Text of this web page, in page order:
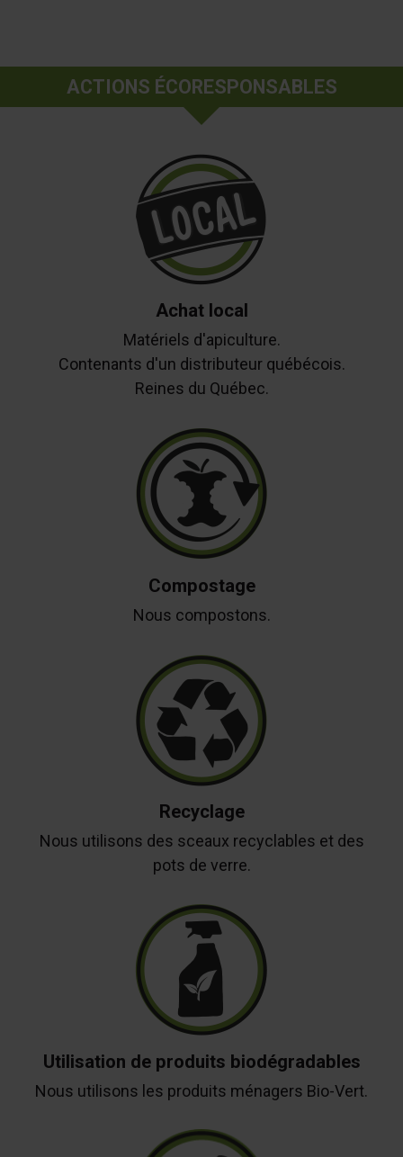
ACTIONS ÉCORESPONSABLES
Achat local
Matériels d'apiculture.
Contenants d'un distributeur québécois.
Reines du Québec.
Compostage
Nous compostons.
Recyclage
Nous utilisons des sceaux recyclables et des
pots de verre.
Utilisation de produits biodégradables
Nous utilisons les produits ménagers Bio-Vert.